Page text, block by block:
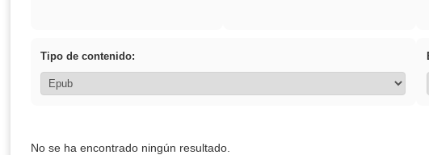
Tipo de contenido:
No se ha encontrado ningún resultado.